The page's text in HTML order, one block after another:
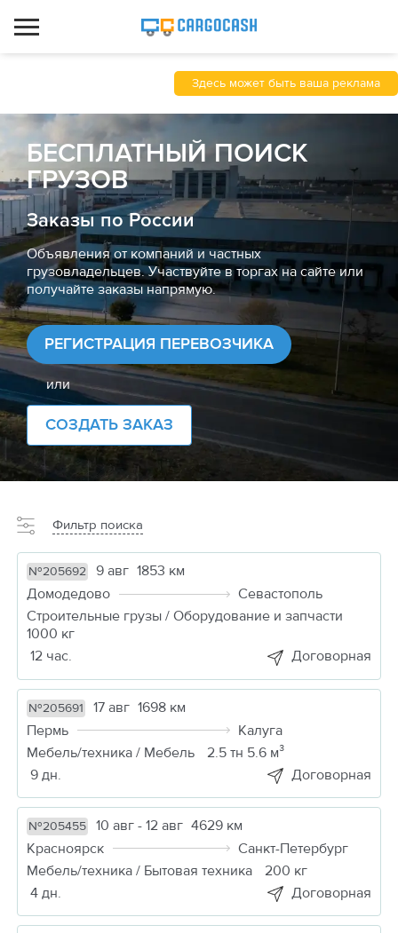
Здесь может быть ваша реклама
БЕСПЛАТНЫЙ ПОИСК
ГРУЗОВ
Заказы по России
Объявления от компаний и частных
грузовладельцев. Участвуйте в торгах на сайте или
получайте заказы напрямую.
РЕГИСТРАЦИЯ ПЕРЕВОЗЧИКА
или
СОЗДАТЬ ЗАКАЗ
Фильтр поиска
№205692 9 авг 1853 км
Домодедово
Севастополь
Строительные грузы / Оборудование и запчасти
1000 кг
12 час.
Договорная
№205691 17 авг 1698 км
Пермь
Калуга
Мебель/техника / Мебель
2.5 тн 5.6 м³
9 дн.
Договорная
№205455 10 авг - 12 авг 4629 км
Красноярск
Санкт-Петербург
Мебель/техника / Бытовая техника
200 кг
4 дн.
Договорная